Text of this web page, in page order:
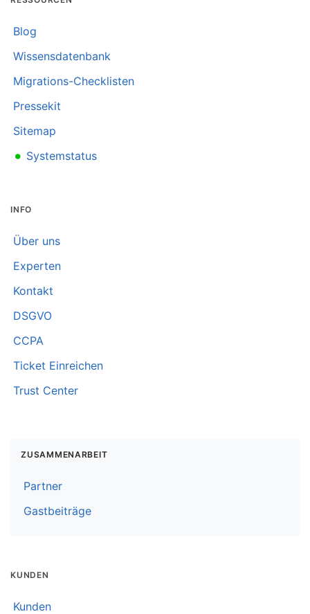
Blog
Wissensdatenbank
Migrations-Checklisten
Pressekit
Sitemap
• Systemstatus
INFO
Über uns
Experten
Kontakt
DSGVO
CCPA
Ticket Einreichen
Trust Center
ZUSAMMENARBEIT
Partner
Gastbeiträge
KUNDEN
Kunden